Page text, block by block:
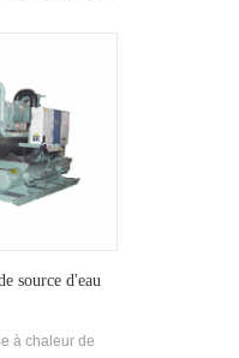
une gamme
différente et
H'STARS
source d'eau
à chaleur de